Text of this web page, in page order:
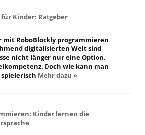
für Kinder: Ratgeber
mit RoboBlockly programmieren
digitalisierten Welt sind
nicht länger nur eine Option,
Doch wie kann man
Mehr dazu »
Kinder lernen die